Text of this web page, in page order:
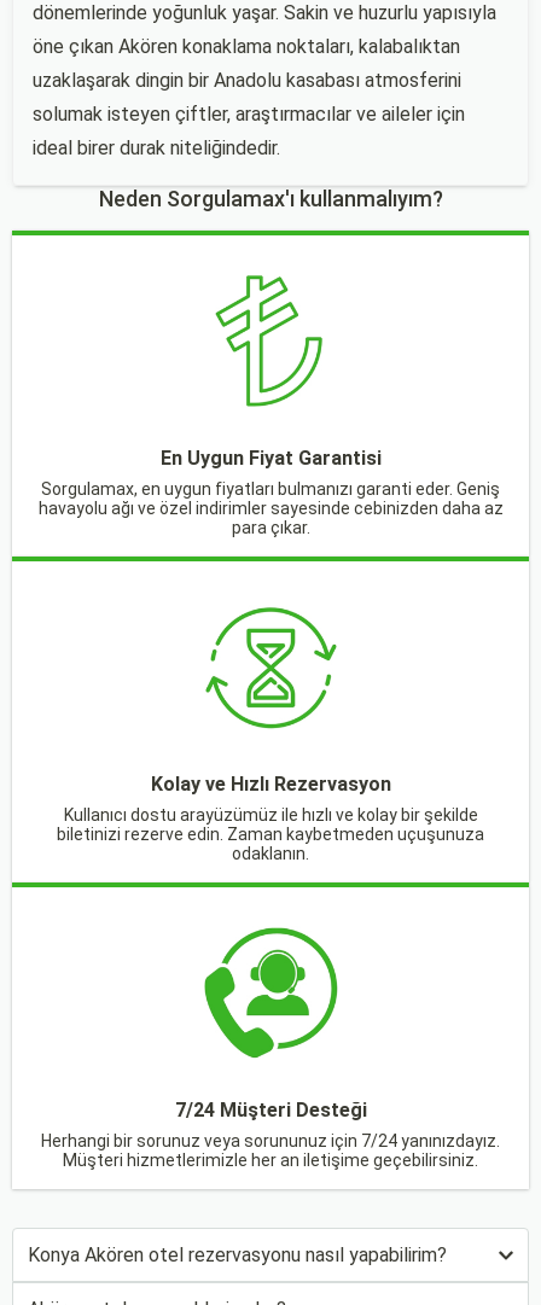
dönemlerinde yoğunluk yaşar. Sakin ve huzurlu yapısıyla
öne çıkan Akören konaklama noktaları, kalabalıktan
uzaklaşarak dingin bir Anadolu kasabası atmosferini
solumak isteyen çiftler, araştırmacılar ve aileler için
ideal birer durak niteliğindedir.
Neden Sorgulamax'ı kullanmalıyım?
En Uygun Fiyat Garantisi
Sorgulamax, en uygun fiyatları bulmanızı garanti eder. Geniş
havayolu ağı ve özel indirimler sayesinde cebinizden daha az
para çıkar.
Kolay ve Hızlı Rezervasyon
Kullanıcı dostu arayüzümüz ile hızlı ve kolay bir şekilde
biletinizi rezerve edin. Zaman kaybetmeden uçuşunuza
odaklanın.
7/24 Müşteri Desteği
Herhangi bir sorunuz veya sorununuz için 7/24 yanınızdayız.
Müşteri hizmetlerimizle her an iletişime geçebilirsiniz.
Konya Akören otel rezervasyonu nasıl yapabilirim?